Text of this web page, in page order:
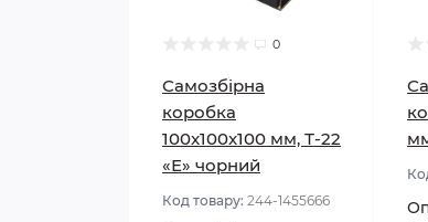
0
Самозбірна
коробка
100x100x100 мм, Т-22
«Е» чорний
Код товару: 244-1455666